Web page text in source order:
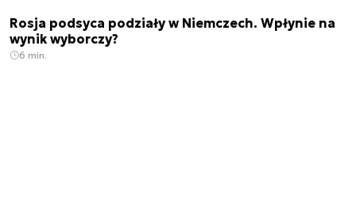
Rosja podsyca podziały w Niemczech. Wpłynie na
wynik wyborczy?
6 min.